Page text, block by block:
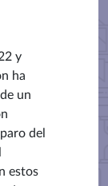
y
ha
un
del
estos